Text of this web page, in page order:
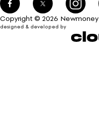
Copyright © 2026 Newmoney
designed & developed by